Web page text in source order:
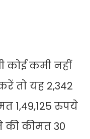
कोई कमी नहीं
तो यह 2,342
1,49,125 रुपये
की कीमत 30